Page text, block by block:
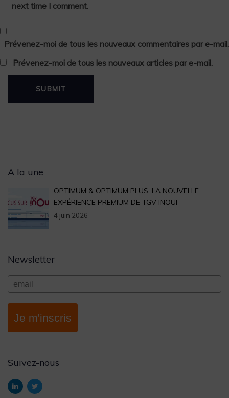
next time I comment.
Prévenez-moi de tous les nouveaux commentaires par e-mail.
Prévenez-moi de tous les nouveaux articles par e-mail.
A la une
OPTIMUM & OPTIMUM PLUS, LA NOUVELLE
EXPÉRIENCE PREMIUM DE TGV INOUI
4 juin 2026
Newsletter
Je m'inscris
Suivez-nous
Archives